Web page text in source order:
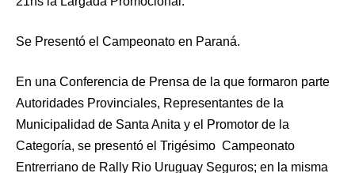
Se Presentó el Campeonato en Paraná.
En una Conferencia de Prensa de la que formaron parte
Autoridades Provinciales, Representantes de la
Municipalidad de Santa Anita y el Promotor de la
Categoría, se presentó el Trigésimo Campeonato
Entrerriano de Rally Rio Uruguay Seguros; en la misma